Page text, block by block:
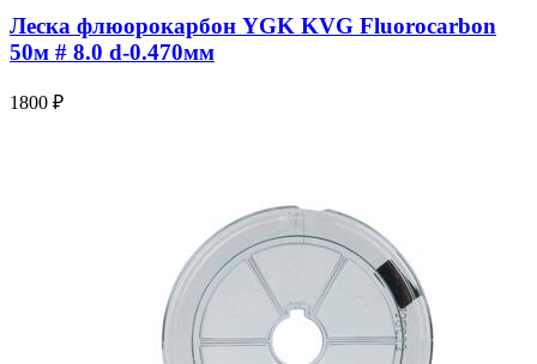
Леска флюорокарбон YGK KVG Fluorocarbon
50м # 8.0 d-0.470мм
1800 ₽